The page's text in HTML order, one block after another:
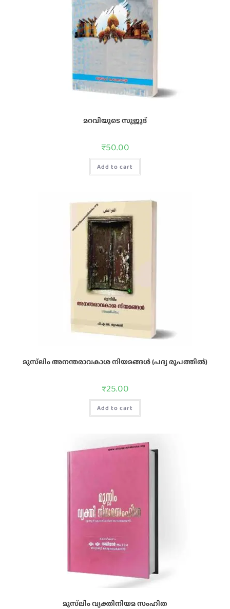
മറവിയുടെ സുജൂദ്‌
₹50.00
Add to cart
മുസ്‌ലിം അനന്തരാവകാശ നിയമങ്ങള്‍ (പദ്യ രൂപത്തിൽ)
₹25.00
Add to cart
മുസ്‌ലിം വ്യക്തിനിയമ സംഹിത